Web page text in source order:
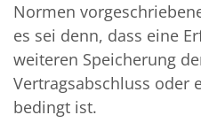
Normen
es sei denn, dass eine
weiteren Speicherung
Vertragsabschluss oder
bedingt ist.